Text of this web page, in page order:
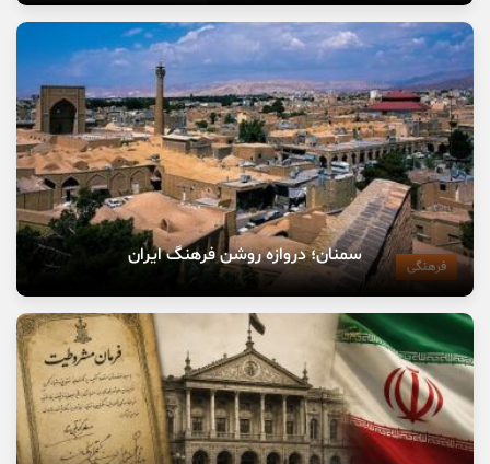
فرهنگی سمنان؛ دروازه روشن فرهنگ ایران